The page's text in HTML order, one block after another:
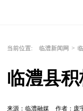
当前位置: 临澧新闻网 >
临澧县
来源：临澧融媒 作者：庞